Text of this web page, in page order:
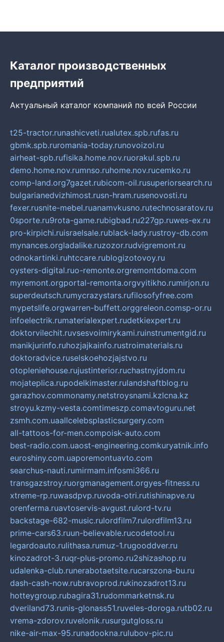
Каталог производственных
предприятий
Актуальный каталог компаний по всей России
t25-tractor.runashicveti.rualutex.spb.rufas.ru
gbmk.spb.ruromania-today.runovoizol.ru
airheat-spb.rufisika.home.nov.ruorakul.spb.ru
demo.home.nov.rumnso.ruhome.nov.rucemko.ru
comp-land.org7gazet.rubicom-oil.rusuperiorsearch.ru
bulgarianedvizhimost.rusn-hram.rusenovosti.ru
fexer.rusnite-mebel.ruanamvkusno.rutechnosaratov.ru
0sporte.ru9rota-game.rubigbad.ru227gp.ruwes-ex.ru
pro-kirpichi.ruisraelsale.rublack-lady.rustroy-db.com
mynances.orgladalike.ruzozor.rudvigremont.ru
odnokartinki.ruhtccare.rublogizotovoy.ru
oysters-digital.ruo-remonte.orgremontdoma.com
myremont.orgportal-remonta.orgvyitikho.rumirjon.ru
superdeutsch.rumycrazystars.rufilosofyfree.com
mypetslife.orgwarren-buffett.orggreleon.comsp-or.ru
infoelectrik.rumaterialexpert.rudetkiexpert.ru
doktorvilechit.ruvsesvoimirykami.ruinstrumentgid.ru
manikjurinfo.ruhozjajkainfo.rustroimaterials.ru
doktoradvice.ruselskoehozjajstvo.ru
otopleniehouse.rujustinterior.ruchastnyjdom.ru
mojateplica.rupodelkimaster.rulandshaftblog.ru
garazhov.commonamy.netstroysnami.kzlcna.kz
stroyu.kzmy-vesta.comtimeszp.comavtoguru.net
zsmh.com.uaallcelebsplasticsurgery.com
all-tattoos-for-men.compoisk-auto.com
best-radio.com.uaost-engineering.comkuryatnik.info
euroshiny.com.uaporemontuavto.com
searchus-nauti.rumirmam.infosmi366.ru
transgazstroy.ruorgmanagement.orgyes-fitness.ru
xtreme-rp.ruwasdpvp.ruvoda-otri.rutishinapve.ru
orenferma.ruavtoservis-avgust.rulord-tv.ru
backstage-682-music.rulordfilm7.rulordfilm13.ru
prime-cars63.ruun-believable.rucodetool.ru
legardoauto.rulithasa.rumuz-1.rugooddver.ru
kinozadrot-3.ruqr-plus-promo.ru2shizashop.ru
udalenka-club.runerabotaetsite.rucarszona-bu.ru
dash-cash-now.rubravoprod.rukinozadrot13.ru
hotteygroup.rubagira31.rudommarketnsk.ru
dveriland73.runis-glonass51.ruveles-doroga.rutb02.ru
vrema-zdorov.ruvelonik.rusurgutgloss.ru
nike-air-max-95.runadookna.rulubov-pic.ru